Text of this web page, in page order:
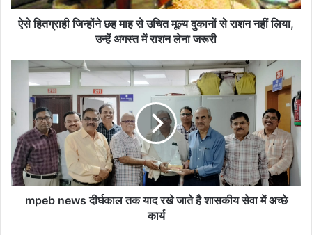
दुकानों
अगस्‍त
में
राशन
लेना
जरूरी
ऐसे हितग्राही जिन्‍होंने छह माह से उचित मूल्‍य दुकानों से राशन नहीं लिया,
उन्हें अगस्‍त में राशन लेना जरूरी
mpeb
news
दीर्घकाल
तक
याद
रखे
जाते
है
शासकीय
mpeb news दीर्घकाल तक याद रखे जाते है शासकीय सेवा में अच्छे
कार्य